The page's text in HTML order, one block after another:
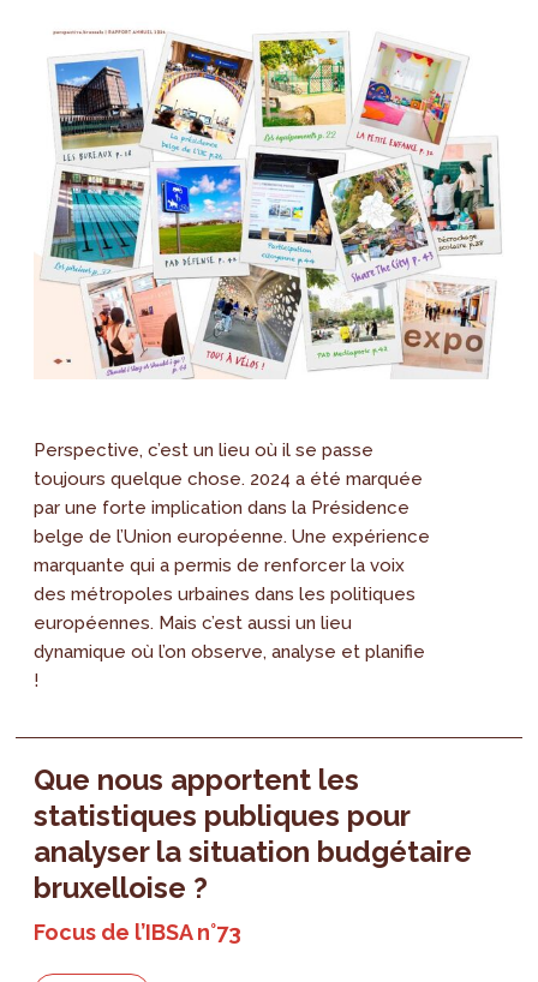
Perspective, c’est un lieu où il se passe
toujours quelque chose. 2024 a été marquée
par une forte implication dans la Présidence
belge de l’Union européenne. Une expérience
marquante qui a permis de renforcer la voix
des métropoles urbaines dans les politiques
européennes. Mais c’est aussi un lieu
dynamique où l’on observe, analyse et planifie
!
Que nous apportent les
statistiques publiques pour
analyser la situation budgétaire
bruxelloise ?
Focus de l’IBSA n°73